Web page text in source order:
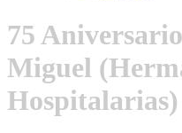
75
Miguel
Hospitalarias)